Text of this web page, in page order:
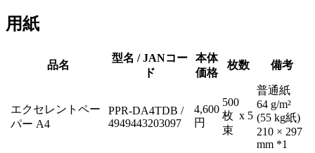
用紙
品名
型名 / JANコー
ド
本体
価格
枚数 備考
エクセレントペー
パー A4
PPR-DA4TDB /
4949443203097
4,600
円
500
枚 x 5
束
普通紙
64 g/m²
(55 kg紙)
210 × 297
mm *1